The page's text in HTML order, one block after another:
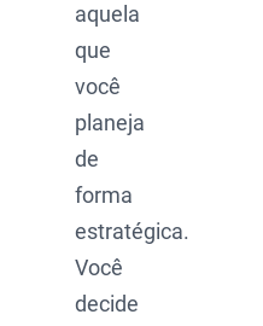
aquela
que
você
planeja
de
forma
estratégica.
Você
decide